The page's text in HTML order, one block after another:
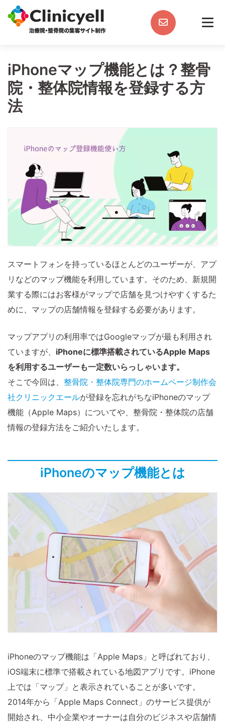
content
iPhoneマップ機能とは？整骨
院・整体院情報を登録する方
法
スマートフォンを持っているほとんどのユーザーが、アプ
リなどのマップ機能を利用しています。そのため、新規開
業する際にはお客様がマップで店舗を見つけやすくするた
めに、マップの店舗情報を登録する必要があります。
マップアプリの利用率ではGoogleマップが最も利用され
ていますが、 iPhoneに標準搭載されているApple Maps
を利用するユーザーも一定数いらっしゃいます。
そこで今回は、 整骨院・整体院専門のホームページ制作会
社クリニックエールが登録を忘れがちなiPhoneのマップ
機能（Apple Maps）についてや、整骨院・整体院の店舗
情報の登録方法をご紹介いたします。
iPhoneのマップ機能とは
iPhoneのマップ機能は「Apple Maps」と呼ばれており、
iOS端末に標準で搭載されている地図アプリです。iPhone
上では「マップ」と表示されていることが多いです。
2014年から「Apple Maps Connect」のサービス提供が
開始され、中小企業やオーナーは自分のビジネスや店舗情